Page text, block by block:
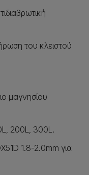
του κλειστού
μαγνησίου
200L, 300L.
1.8-2.0mm για